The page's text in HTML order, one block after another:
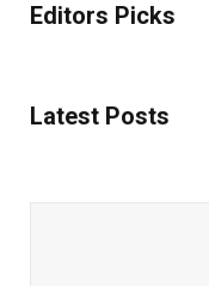
Editors Picks
Latest Posts